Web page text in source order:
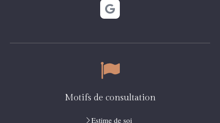
Motifs de consultation
Estime de soi